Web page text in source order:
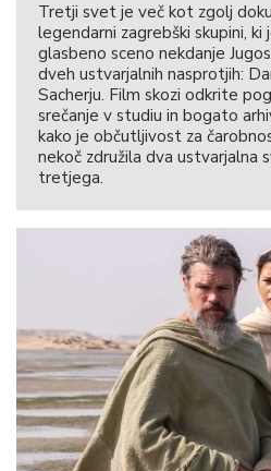
Tretji svet je več kot zgolj
legendarni zagrebški skupini, ki
glasbeno sceno nekdanje
dveh ustvarjalnih nasprotjih:
Sacherju. Film skozi odkrite
srečanje v studiu in bogato
kako je občutljivost za
nekoč združila dva ustvarjalna
tretjega.